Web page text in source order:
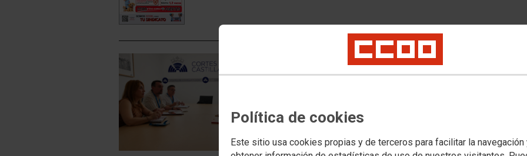
Política de cookies
Este sitio usa cookies propias y de terceros para facilitar la navegación
CCOO se reune con el PSOE
para abordar los
sanidad y los servicios
sociosanitarios de Castilla y